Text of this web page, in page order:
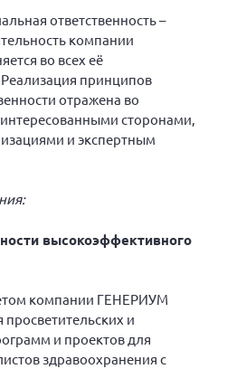
отношений
Д.Е.
М.В.
А.В.
Жаворонкова Г.М.
2026
2025
ОООИБРС 2025
2024
ответственность –
компании
во всех её
принципов
отражена во
сторонами,
и экспертным
высокоэффективного
компании ГЕНЕРИУМ
просветительских и
и проектов для
здравоохранения с